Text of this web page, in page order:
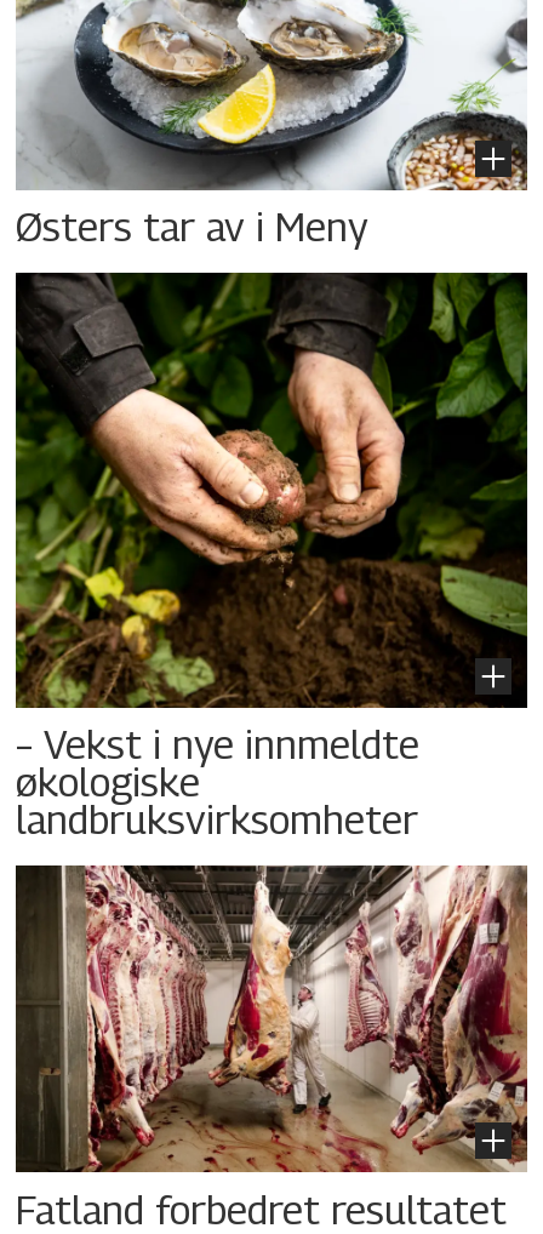
Østers tar av i Meny
– Vekst i nye innmeldte
økologiske
landbruksvirksomheter
Fatland forbedret resultatet